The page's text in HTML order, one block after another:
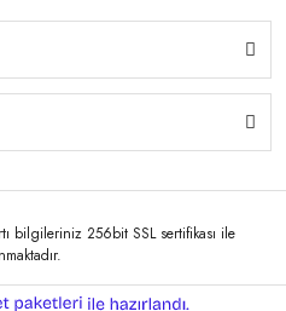
bilgileriniz 256bit SSL sertifikası ile
e-